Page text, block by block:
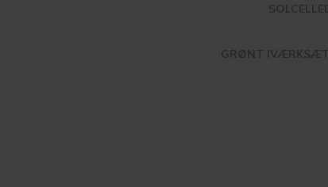
GRØNT